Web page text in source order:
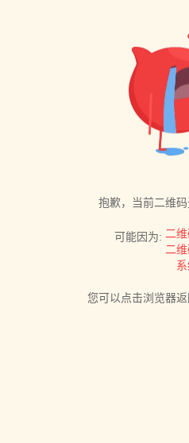
抱歉，当前二维
可能因为: 二维
二维
系
您可以点击浏览器